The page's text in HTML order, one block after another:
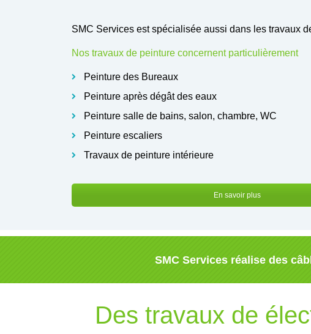
SMC Services est spécialisée aussi dans les travaux
Nos travaux de peinture concernent particulièrement
Peinture des Bureaux
Peinture après dégât des eaux
Peinture salle de bains, salon, chambre, WC
Peinture escaliers
Travaux de peinture intérieure
En savoir plus
SMC Services réalise des
Des travaux de